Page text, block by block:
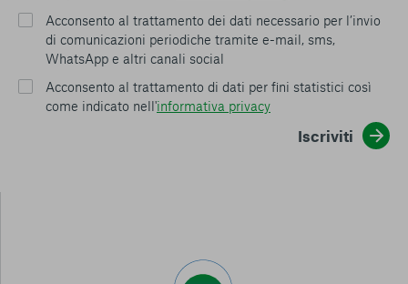
Acconsento al trattamento dei dati necessario per l’invio
di comunicazioni periodiche tramite e-mail, sms,
WhatsApp e altri canali social
Acconsento al trattamento di dati per fini statistici così
come indicato nell'informativa privacy
Iscriviti